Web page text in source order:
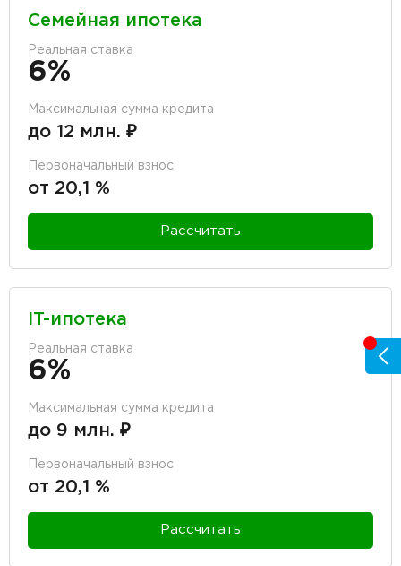
Семейная ипотека
Реальная ставка
6%
Максимальная сумма кредита
до 12 млн. ₽
Первоначальный взнос
от 20,1 %
Рассчитать
IT-ипотека
Реальная ставка
6%
Максимальная сумма кредита
до 9 млн. ₽
Первоначальный взнос
от 20,1 %
Рассчитать